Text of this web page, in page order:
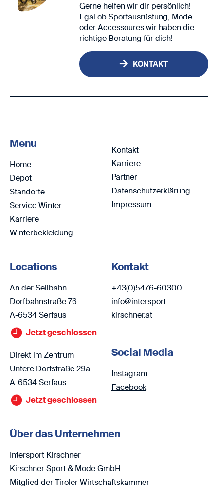
Gerne helfen wir dir persönlich!
Egal ob Sportausrüstung, Mode
oder Accessoures wir haben die
richtige Beratung für dich!
KONTAKT
Menu
Home
Depot
Standorte
Service Winter
Karriere
Winterbekleidung
Kontakt
Karriere
Partner
Datenschutzerklärung
Impressum
Locations
An der Seilbahn
Dorfbahnstraße 76
A-6534 Serfaus
Jetzt geschlossen
Direkt im Zentrum
Untere Dorfstraße 29a
A-6534 Serfaus
Jetzt geschlossen
Kontakt
+43(0)5476-60300
info@intersport-
kirschner.at
Social Media
Instagram
Facebook
Über das Unternehmen
Intersport Kirschner
Kirschner Sport & Mode GmbH
Mitglied der Tiroler Wirtschaftskammer